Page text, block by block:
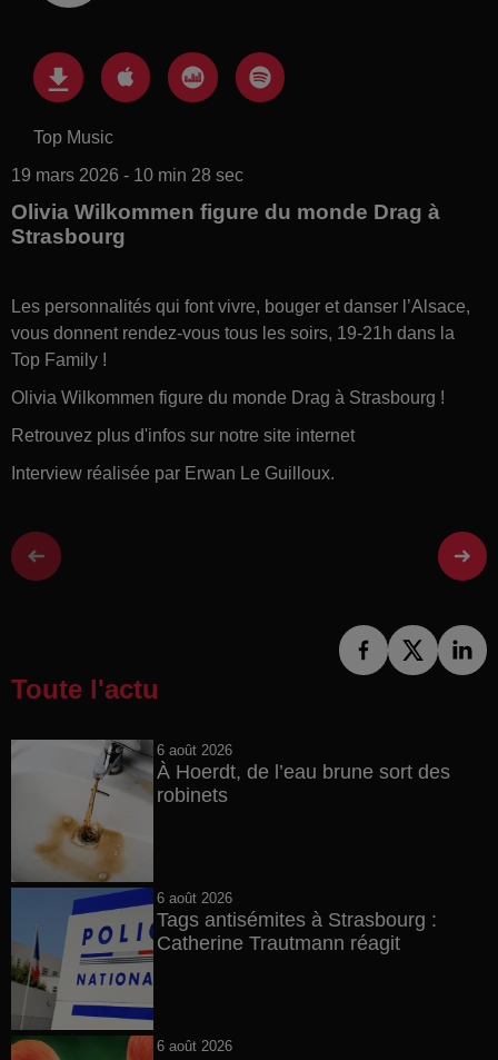
Top Music
19 mars 2026 - 10 min 28 sec
Olivia Wilkommen figure du monde Drag à
Strasbourg
Les personnalités qui font vivre, bouger et danser l’Alsace,
vous donnent rendez-vous tous les soirs, 19-21h dans la
Top Family !
Olivia Wilkommen figure du monde Drag à Strasbourg !
Retrouvez plus d'infos sur notre site internet
Interview réalisée par Erwan Le Guilloux.
Toute l'actu
6 août 2026
À Hoerdt, de l’eau brune sort des
robinets
6 août 2026
Tags antisémites à Strasbourg :
Catherine Trautmann réagit
6 août 2026